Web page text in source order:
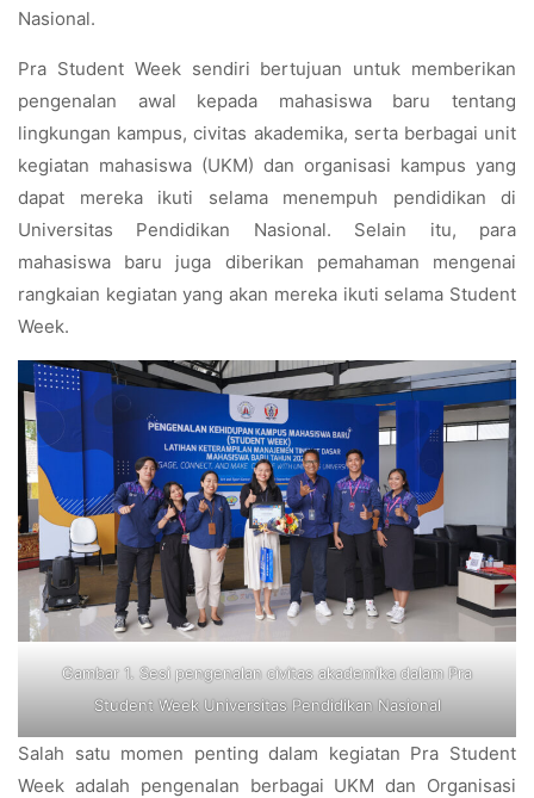
Nasional.
Pra Student Week sendiri bertujuan untuk memberikan
pengenalan awal kepada mahasiswa baru tentang
lingkungan kampus, civitas akademika, serta berbagai unit
kegiatan mahasiswa (UKM) dan organisasi kampus yang
dapat mereka ikuti selama menempuh pendidikan di
Universitas Pendidikan Nasional. Selain itu, para
mahasiswa baru juga diberikan pemahaman mengenai
rangkaian kegiatan yang akan mereka ikuti selama Student
Week.
Gambar 1. Sesi pengenalan civitas akademika dalam Pra
Student Week Universitas Pendidikan Nasional
Salah satu momen penting dalam kegiatan Pra Student
Week adalah pengenalan berbagai UKM dan Organisasi